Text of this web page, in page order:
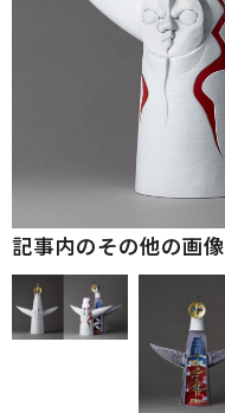
記事内のその他の画像